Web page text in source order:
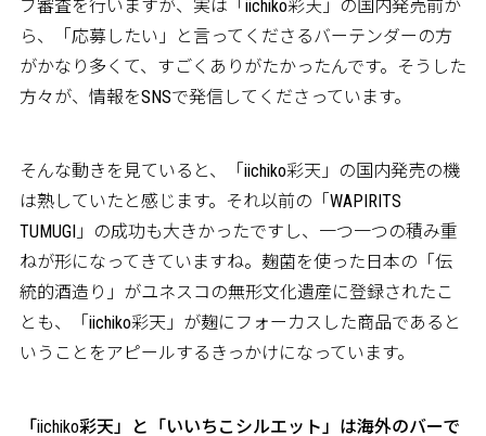
ブ審査を行いますが、実は「iichiko彩天」の国内発売前か
ら、「応募したい」と言ってくださるバーテンダーの方
がかなり多くて、すごくありがたかったんです。そうした
方々が、情報をSNSで発信してくださっています。
そんな動きを見ていると、「iichiko彩天」の国内発売の機
は熟していたと感じます。それ以前の「WAPIRITS
TUMUGI」の成功も大きかったですし、一つ一つの積み重
ねが形になってきていますね。麹菌を使った日本の「伝
統的酒造り」がユネスコの無形文化遺産に登録されたこ
とも、「iichiko彩天」が麹にフォーカスした商品であると
いうことをアピールするきっかけになっています。
――「iichiko彩天」と「いいちこシルエット」は海外のバーで